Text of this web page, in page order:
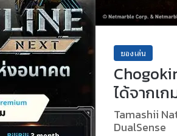
ของเล่น
ได้จากเ
Tamashii
DualSense